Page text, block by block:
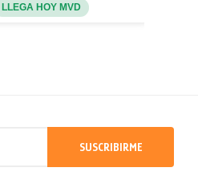
LLEGA HOY MVD
SUSCRIBIRME